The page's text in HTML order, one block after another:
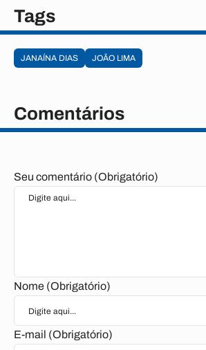
Tags
JANAÍNA DIAS JOÃO LIMA
Comentários
Seu comentário (Obrigatório)
Nome (Obrigatório)
E-mail (Obrigatório)